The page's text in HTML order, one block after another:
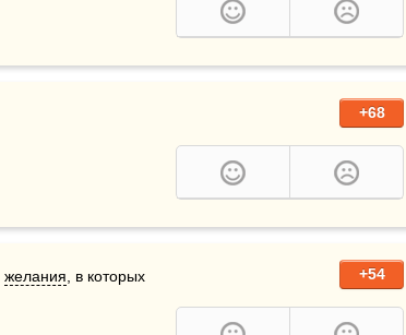
+68
+54
желания , в которых